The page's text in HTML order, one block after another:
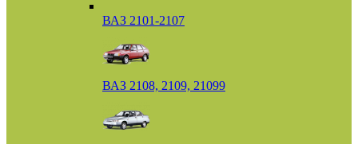
ВАЗ 2101-2107
ВАЗ 2108, 2109, 21099